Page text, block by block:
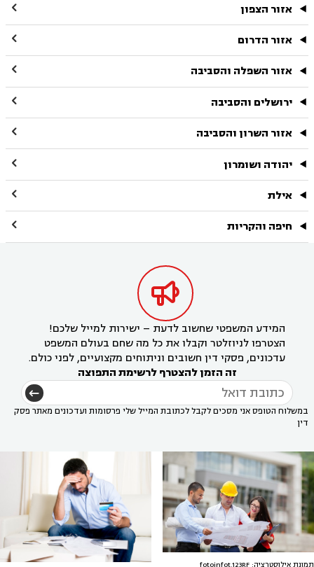
אזור הצפון 
אזור הדרום 
אזור השפלה והסביבה 
ירושלים והסביבה 
אזור השרון והסביבה 
יהודה ושומרון 
אילת 
חיפה והקריות 

המידע המשפטי שחשוב לדעת – ישירות למייל שלכם!
הצטרפו לניוזלטר וקבלו את כל מה שחם בעולם המשפט
עדכונים, פסקי דין חשובים וניתוחים מקצועיים, לפני כולם.
זה הזמן להצטרף לרשימת התפוצה
במשלוח הטופס אני מסכים לקבל לכתובת המייל שלי פרסומות ועדכונים מאתר פסק
דין
תמונת אילוסטרציה: fotoinfot,123RF